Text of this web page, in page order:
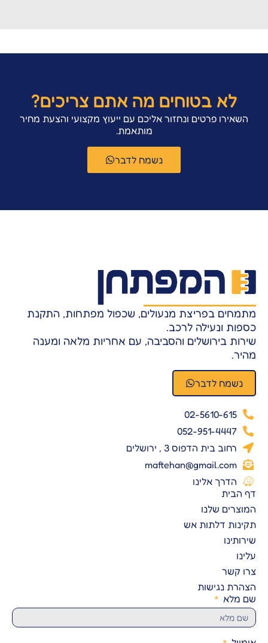
לא בטוחים מה אתם צריכים?
השאירו פרטים ונחזור אליכם עם ייעוץ מקצועי והצעת מחיר
מותאמת.
נשמח לדבר
מתמחים בפריצת מנעולים, שכפול מפתחות, התקנת
כספות ונעילה לרכב.
שירות בירושלים והסביבה, עם אחריות מלאה ומענה
מהיר.
נשמח לדבר
02-5610-615
052-951-4447
רחוב בית הדפוס 3 , ירושלים
maftehan@gmail.com
הדרך אלינו
דף הבית
המוצרים שלנו
תקינות דלתות אש
שירותינו
עלינו
צרו קשר
הצהרת נגישות
שם מלא